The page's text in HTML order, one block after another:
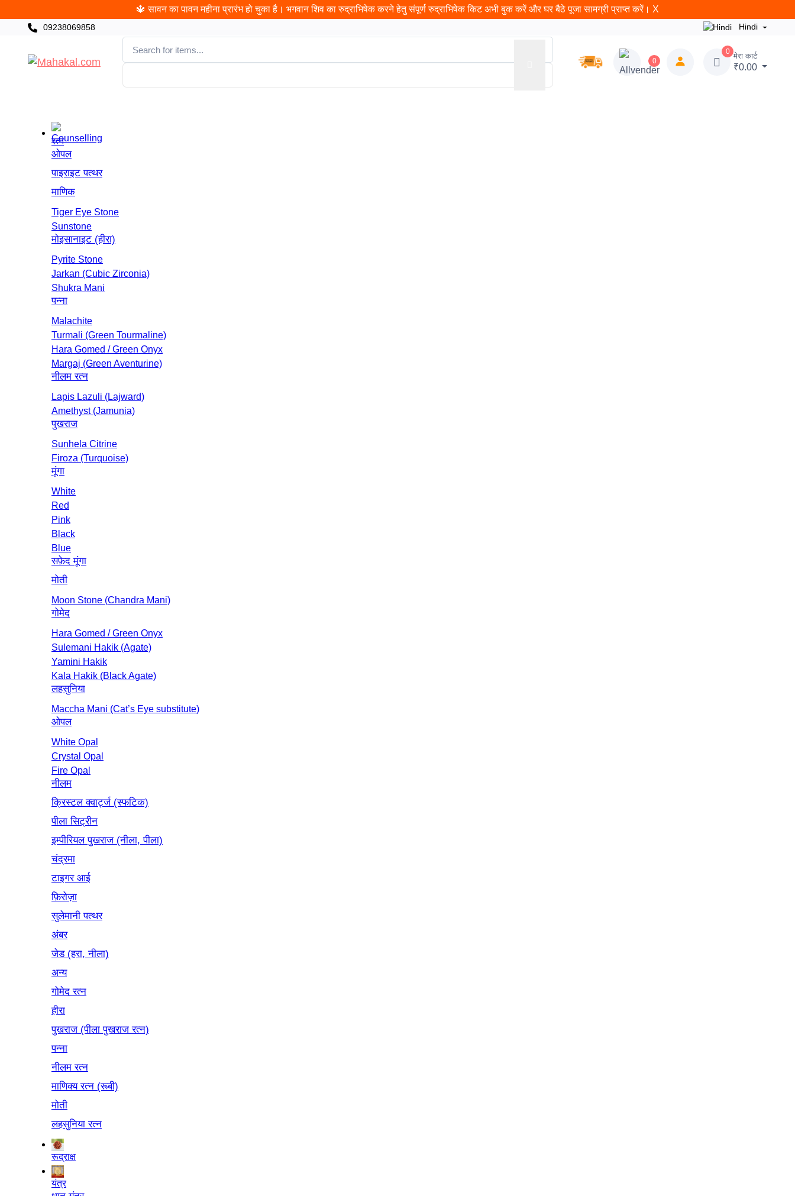
🔱 सावन का पावन महीना प्रारंभ हो चुका है। भगवान शिव का रुद्राभिषेक करने हेतु संपूर्ण रुद्राभिषेक किट अभी बुक करें और घर बैठे पूजा सामग्री प्राप्त करें। X
09238069858 Hindi
0
0 मेरा कार्ट
₹0.00
रत्न
ओपल
पाइराइट पत्थर
माणिक
Tiger Eye Stone
Sunstone
मोइसानाइट (हीरा)
Pyrite Stone
Jarkan (Cubic Zirconia)
Shukra Mani
पन्ना
Malachite
Turmali (Green Tourmaline)
Hara Gomed / Green Onyx
Margaj (Green Aventurine)
नीलम रत्‍न
Lapis Lazuli (Lajward)
Amethyst (Jamunia)
पुखराज
Sunhela Citrine
Firoza (Turquoise)
मूंगा
White
Red
Pink
Black
Blue
सफ़ेद मूंगा
मोती
Moon Stone (Chandra Mani)
गोमेद
Hara Gomed / Green Onyx
Sulemani Hakik (Agate)
Yamini Hakik
Kala Hakik (Black Agate)
लहसुनिया
Maccha Mani (Cat’s Eye substitute)
ओपल
White Opal
Crystal Opal
Fire Opal
नीलम
क्रिस्टल क्वार्ट्ज (स्फटिक)
पीला सिट्रीन
इम्पीरियल पुखराज (नीला, पीला)
चंद्रमा
टाइगर आई
फ़िरोज़ा
सुलेमानी पत्थर
अंबर
जेड (हरा, नीला)
अन्य
गोमेद रत्न
हीरा
पुखराज (पीला पुखराज रत्न)
पन्ना
नीलम रत्न
माणिक्य रत्न (रूबी)
मोती
लहसुनिया रत्न
रूद्राक्ष
यंत्र